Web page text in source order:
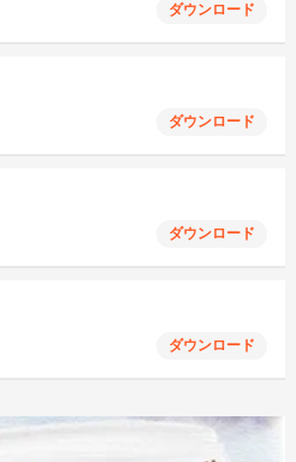
ダウンロード
ダウンロード
ダウンロード
ダウンロード